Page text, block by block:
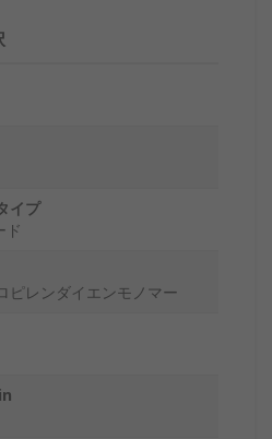
イプ
ド
ピレンダイエンモノマー